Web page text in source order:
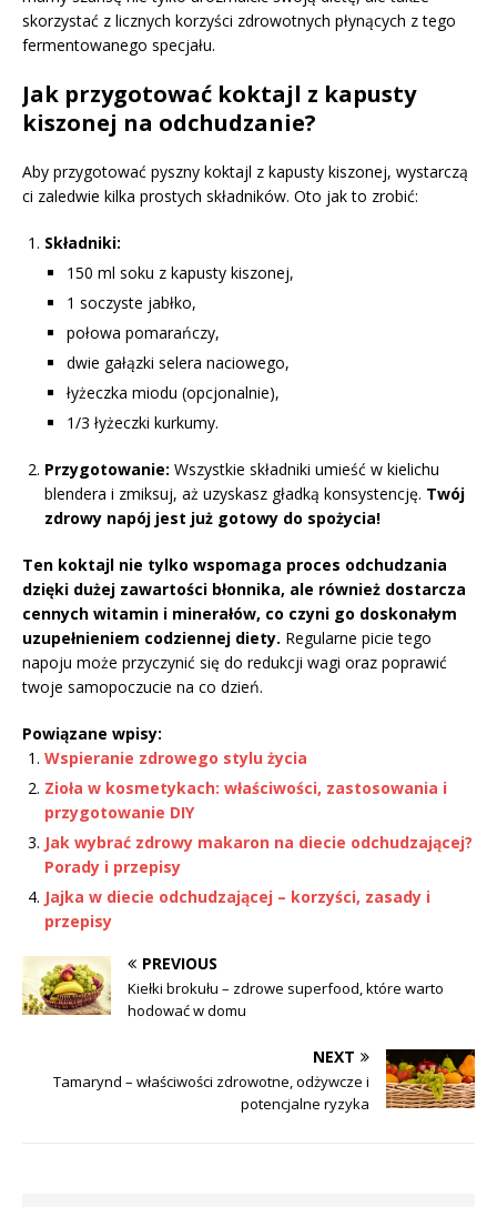
skorzystać z licznych korzyści zdrowotnych płynących z tego
fermentowanego specjału.
Jak przygotować koktajl z kapusty
kiszonej na odchudzanie?
Aby przygotować pyszny koktajl z kapusty kiszonej, wystarczą
ci zaledwie kilka prostych składników. Oto jak to zrobić:
Składniki:
150 ml soku z kapusty kiszonej,
1 soczyste jabłko,
połowa pomarańczy,
dwie gałązki selera naciowego,
łyżeczka miodu (opcjonalnie),
1/3 łyżeczki kurkumy.
Przygotowanie: Wszystkie składniki umieść w kielichu
blendera i zmiksuj, aż uzyskasz gładką konsystencję. Twój
zdrowy napój jest już gotowy do spożycia!
Ten koktajl nie tylko wspomaga proces odchudzania
dzięki dużej zawartości błonnika, ale również dostarcza
cennych witamin i minerałów, co czyni go doskonałym
uzupełnieniem codziennej diety. Regularne picie tego
napoju może przyczynić się do redukcji wagi oraz poprawić
twoje samopoczucie na co dzień.
Powiązane wpisy:
Wspieranie zdrowego stylu życia
Zioła w kosmetykach: właściwości, zastosowania i
przygotowanie DIY
Jak wybrać zdrowy makaron na diecie odchudzającej?
Porady i przepisy
Jajka w diecie odchudzającej – korzyści, zasady i
przepisy
PREVIOUS
Kiełki brokułu – zdrowe superfood, które warto
hodować w domu
NEXT
Tamarynd – właściwości zdrowotne, odżywcze i
potencjalne ryzyka